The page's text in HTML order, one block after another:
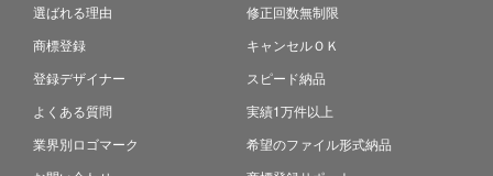
選ばれる理由
商標登録
登録デザイナー
よくある質問
業界別ロゴマーク
修正回数無制限
キャンセルＯＫ
スピード納品
実績1万件以上
希望のファイル形式納品